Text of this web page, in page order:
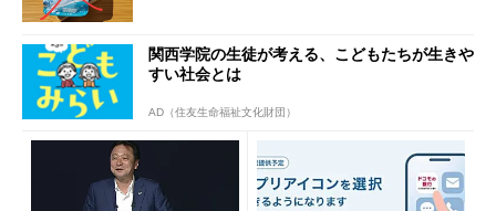
関西学院の生徒が考える、こどもたちが生きや
すい社会とは
AD（住友生命福祉文化財団）